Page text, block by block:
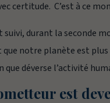
certitude. C’est à ce
suivi, durant la seconde
notre planète est
déverse l’activité
est